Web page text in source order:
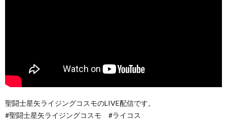
聖闘士星矢ライジングコスモのLIVE配信です。
#聖闘士星矢ライジングコスモ #ライコス